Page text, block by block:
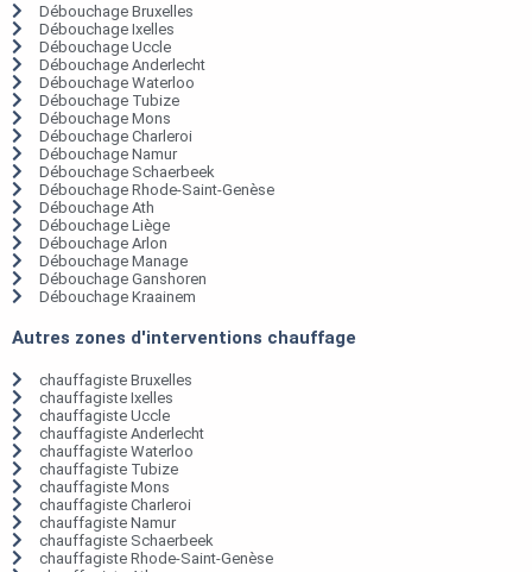
Débouchage Bruxelles
Débouchage Ixelles
Débouchage Uccle
Débouchage Anderlecht
Débouchage Waterloo
Débouchage Tubize
Débouchage Mons
Débouchage Charleroi
Débouchage Namur
Débouchage Schaerbeek
Débouchage Rhode-Saint-Genèse
Débouchage Ath
Débouchage Liège
Débouchage Arlon
Débouchage Manage
Débouchage Ganshoren
Débouchage Kraainem
Autres zones d'interventions chauffage
chauffagiste Bruxelles
chauffagiste Ixelles
chauffagiste Uccle
chauffagiste Anderlecht
chauffagiste Waterloo
chauffagiste Tubize
chauffagiste Mons
chauffagiste Charleroi
chauffagiste Namur
chauffagiste Schaerbeek
chauffagiste Rhode-Saint-Genèse